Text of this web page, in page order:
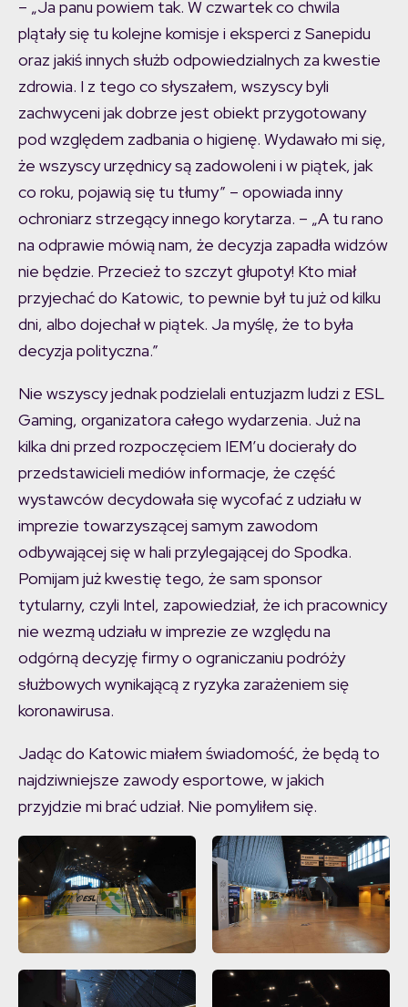
– „Ja panu powiem tak. W czwartek co chwila
plątały się tu kolejne komisje i eksperci z Sanepidu
oraz jakiś innych służb odpowiedzialnych za kwestie
zdrowia. I z tego co słyszałem, wszyscy byli
zachwyceni jak dobrze jest obiekt przygotowany
pod względem zadbania o higienę. Wydawało mi się,
że wszyscy urzędnicy są zadowoleni i w piątek, jak
co roku, pojawią się tu tłumy” – opowiada inny
ochroniarz strzegący innego korytarza. – „A tu rano
na odprawie mówią nam, że decyzja zapadła widzów
nie będzie. Przecież to szczyt głupoty! Kto miał
przyjechać do Katowic, to pewnie był tu już od kilku
dni, albo dojechał w piątek. Ja myślę, że to była
decyzja polityczna.”
Nie wszyscy jednak podzielali entuzjazm ludzi z ESL
Gaming, organizatora całego wydarzenia. Już na
kilka dni przed rozpoczęciem IEM’u docierały do
przedstawicieli mediów informacje, że część
wystawców decydowała się wycofać z udziału w
imprezie towarzyszącej samym zawodom
odbywającej się w hali przylegającej do Spodka.
Pomijam już kwestię tego, że sam sponsor
tytularny, czyli Intel, zapowiedział, że ich pracownicy
nie wezmą udziału w imprezie ze względu na
odgórną decyzję firmy o ograniczaniu podróży
służbowych wynikającą z ryzyka zarażeniem się
koronawirusa.
Jadąc do Katowic miałem świadomość, że będą to
najdziwniejsze zawody esportowe, w jakich
przyjdzie mi brać udział. Nie pomyliłem się.